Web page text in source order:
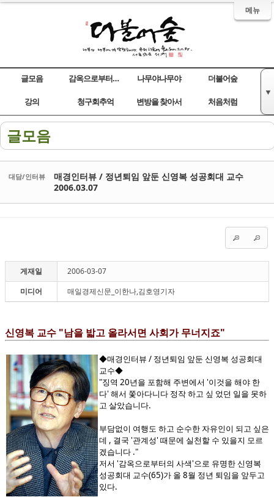
메뉴
글모음 감옥으로부터의 사색 나무야나무야 더불어숲
강의
▼
청구회추억
변방을 찾아서 처음처럼
글모음
대담/인터뷰
매경인터뷰 / 정년퇴임 앞둔 신영복 성공회대 교수
2006.03.07
게재일
2006-03-07
미디어
매일경제신문_이한나,김호영기자
신영복 교수 "남을 밟고 올라서면 사회가 무너지죠"
◆매경인터뷰 / 정년퇴임 앞둔 신영복 성공회대
교수◆
"징역 20년을 포함해 주변에서 '이것을 해야 한
다' 해서 쫓아다니다 정작 하고 싶 었던 일을 못하
고 살았습니다.
부담없이 여행도 하고 순수한 자유인이 되고 싶은
데 , 결국 '관계성' 때문에 실천할 수 있을지 모르
겠습니다 ."
저서 '감옥으로부터의 사색'으로 유명한 신영복
성공회대 교수(65)가 올 8월 정년 퇴임을 앞두고
있다.
Sketchbook5, 스케치북5
Sketchbook5, 스케치북5
Sketchbook5, 스케치북5
Sketchbook5, 스케치북5